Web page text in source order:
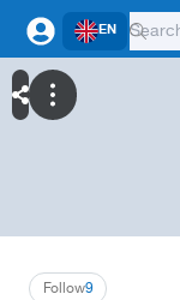
EN
9
Follow